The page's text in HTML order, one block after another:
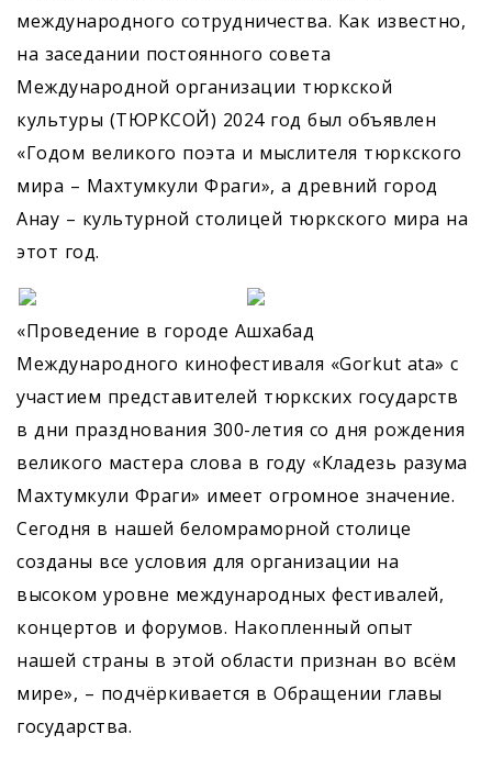
международного сотрудничества. Как известно,
на заседании постоянного совета
Международной организации тюркской
культуры (ТЮРКСОЙ) 2024 год был объявлен
«Годом великого поэта и мыслителя тюркского
мира – Махтумкули Фраги», а древний город
Анау – культурной столицей тюркского мира на
этот год.
«Проведение в городе Ашхабад
Международного кинофестиваля «Gorkut ata» с
участием представителей тюркских государств
в дни празднования 300-летия со дня рождения
великого мастера слова в году «Кладезь разума
Махтумкули Фраги» имеет огромное значение.
Сегодня в нашей беломраморной столице
созданы все условия для организации на
высоком уровне международных фестивалей,
концертов и форумов. Накопленный опыт
нашей страны в этой области признан во всём
мире», – подчёркивается в Обращении главы
государства.